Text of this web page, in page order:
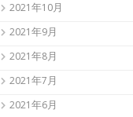
2021年10月
2021年9月
2021年8月
2021年7月
2021年6月